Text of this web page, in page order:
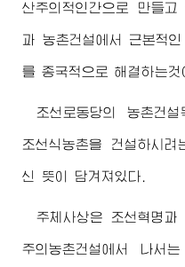
산주의적인간으로 만들
과 농촌건설에서 근본적
를 종국적으로 해결하는것
조선로동당의 농촌건
조선식농촌을 건설하시려
신 뜻이 담겨져있다.
주체사상은 조선혁명과
주의농촌건설에서 나서